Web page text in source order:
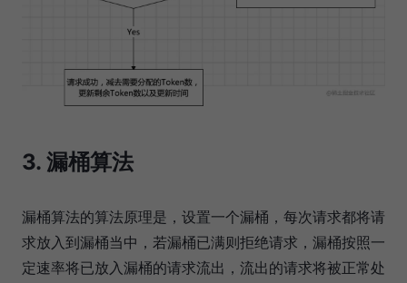
3. 漏桶算法
漏桶算法的算法原理是，设置一个漏桶，每次请求都将请
求放入到漏桶当中，若漏桶已满则拒绝请求，漏桶按照一
定速率将已放入漏桶的请求流出，流出的请求将被正常处